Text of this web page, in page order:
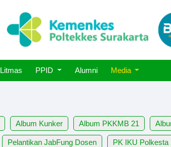
Litmas PPID Alumni Media
Album Kunker Album PKKMB 21
Pelantikan JabFung Dosen PK IKU Polkesta